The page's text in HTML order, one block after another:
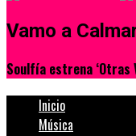
Vamo a
Soulfía estrena ‘Otras
Inicio
Música